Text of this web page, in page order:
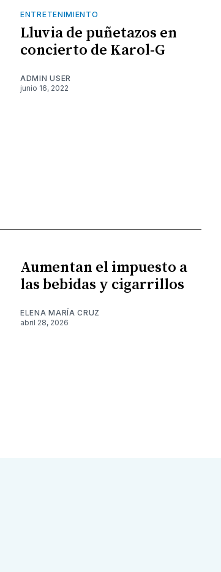
ENTRETENIMIENTO
Lluvia de puñetazos en
concierto de Karol-G
ADMIN USER
junio 16, 2022
Aumentan el impuesto a
las bebidas y cigarrillos
ELENA MARÍA CRUZ
abril 28, 2026